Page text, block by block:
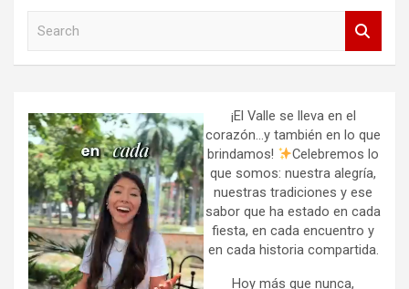
h
¡El Valle se lleva en el
corazón…y también en lo que
brindamos!
Celebremos lo
que somos: nuestra alegría,
nuestras tradiciones y ese
sabor que ha estado en cada
fiesta, en cada encuentro y
en cada historia compartida.
Hoy más que nunca,